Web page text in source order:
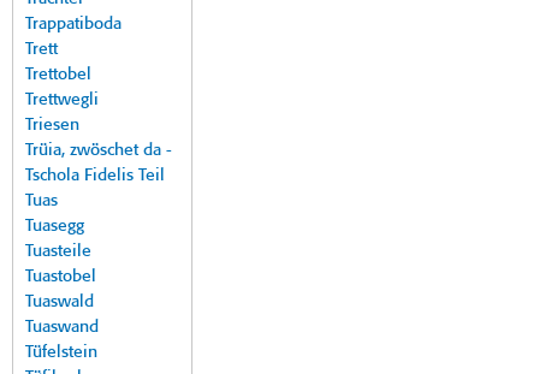
Trappatiboda
Trett
Trettobel
Trettwegli
Triesen
Trüia, zwöschet da -
Tschola Fidelis Teil
Tuas
Tuasegg
Tuasteile
Tuastobel
Tuaswald
Tuaswand
Tüfelstein